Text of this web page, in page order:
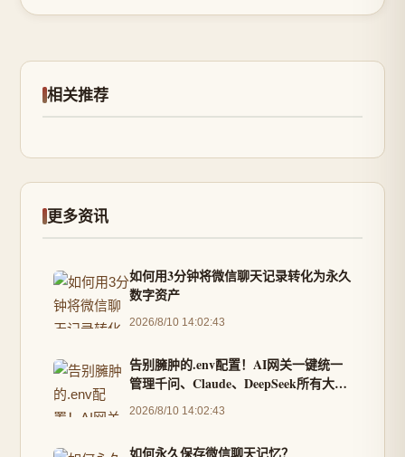
相关推荐
更多资讯
如何用3分钟将微信聊天记录转化为永久
数字资产
2026/8/10 14:02:43
告别臃肿的.env配置！AI网关一键统一
管理千问、Claude、DeepSeek所有大模
型
2026/8/10 14:02:43
如何永久保存微信聊天记忆？